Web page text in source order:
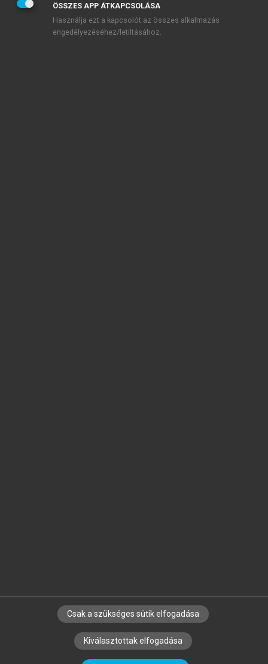
SZERZŐKNEK CÉGEKNEK KÖNYVTÁROSOKNAK
SZERKESZTÉSI ÉS LEKTORÁLÁSI ALAPELVEK
ÖSSZES APP ÁTKAPCSOLÁSA
Használja ezt a kapcsolót az összes alkalmazás
engedélyezéséhez/letiltásához.
Csak a szükséges sütik elfogadása
Kiválasztottak elfogadása